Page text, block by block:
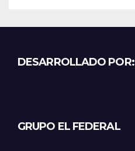
DESARROLLADO POR:
GRUPO EL FEDERAL